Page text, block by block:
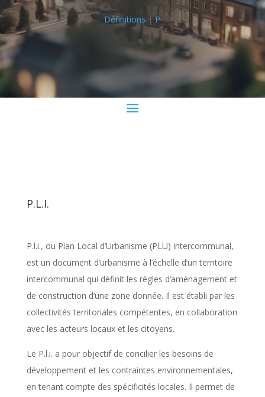
Définitions |P
P.L.I.
P.l.i., ou Plan Local d’Urbanisme (PLU) intercommunal,
est un document d’urbanisme à l’échelle d’un territoire
intercommunal qui définit les règles d’aménagement et
de construction d’une zone donnée. Il est établi par les
collectivités territoriales compétentes, en collaboration
avec les acteurs locaux et les citoyens.
Le P.l.i. a pour objectif de concilier les besoins de
développement et les contraintes environnementales,
en tenant compte des spécificités locales. Il permet de